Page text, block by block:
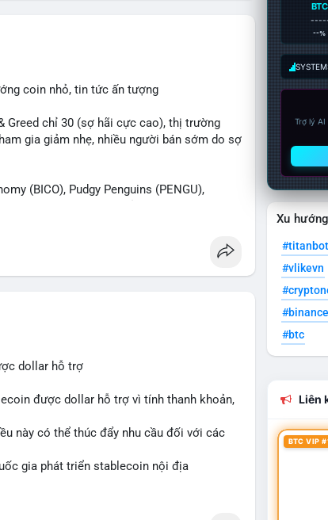
coin nhỏ, tin tức ấn tượng
Greed chỉ 30 (sợ hãi cực cao), thị trường
gia giảm nhẹ, nhiều người bán sớm do sợ
(BICO), Pudgy Penguins (PENGU),
bật.
tán trên Binance Square tập trung vào
nhấn mạnh luật mới tại Brazil và
vẫn tiêu cực do sợ hãi, nhưng xu hướng
sớm. Cần theo dõi sự thay đổi trong
dollar hỗ trợ
được dollar hỗ trợ vì tính thanh khoản,
này có thể thúc đẩy nhu cầu đối với các
gia phát triển stablecoin nội địa
BTC
--%
Trợ lý
Xu
#titanbot
#vlikevn
#btc
Liên
BTC VIP